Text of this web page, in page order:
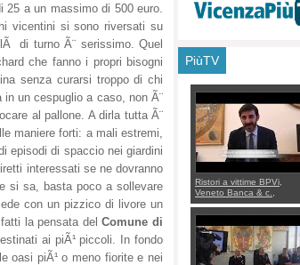
a un massimo di 500 euro.
vicentini si sono riversati su
di turno Ã¨ serissimo. Quel
che fanno i propri bisogni
senza curarsi troppo di chi
un cespuglio a caso, non Ã¨
al pallone. A dirla tutta Ã¨
maniere forti: a mali estremi,
episodi di spaccio nei giardini
interessati se ne dovranno
si sa, basta poco a sollevare
con un pizzico di livore un
fatti la pensata delComune di
ai piÃ¹ piccoli. In fondo
oasi piÃ¹ o meno fiorite e nei
PiùTV
Ristori a vittime BPVi,
Veneto Banca & c.,
appello al sottosegretario
Alessio Villarosa: per
mettere ordine convochi
con Di Maio CNCU a
supporto della cabina di
regia al Mef